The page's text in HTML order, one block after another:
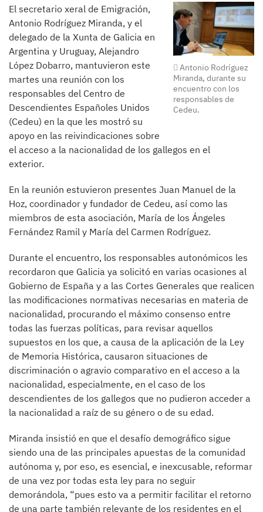
Antonio Rodríguez
Miranda, durante su
encuentro con los
responsables de
Cedeu.
El secretario xeral de Emigración,
Antonio Rodríguez Miranda, y el
delegado de la Xunta de Galicia en
Argentina y Uruguay, Alejandro
López Dobarro, mantuvieron este
martes una reunión con los
responsables del Centro de
Descendientes Españoles Unidos
(Cedeu) en la que les mostró su
apoyo en las reivindicaciones sobre
el acceso a la nacionalidad de los gallegos en el
exterior.
En la reunión estuvieron presentes Juan Manuel de la
Hoz, coordinador y fundador de Cedeu, así como las
miembros de esta asociación, María de los Ángeles
Fernández Ramil y María del Carmen Rodríguez.
Durante el encuentro, los responsables autonómicos les
recordaron que Galicia ya solicitó en varias ocasiones al
Gobierno de España y a las Cortes Generales que realicen
las modificaciones normativas necesarias en materia de
nacionalidad, procurando el máximo consenso entre
todas las fuerzas políticas, para revisar aquellos
supuestos en los que, a causa de la aplicación de la Ley
de Memoria Histórica, causaron situaciones de
discriminación o agravio comparativo en el acceso a la
nacionalidad, especialmente, en el caso de los
descendientes de los gallegos que no pudieron acceder a
la nacionalidad a raíz de su género o de su edad.
Miranda insistió en que el desafío demográfico sigue
siendo una de las principales apuestas de la comunidad
autónoma y, por eso, es esencial, e inexcusable, reformar
de una vez por todas esta ley para no seguir
demorándola, “pues esto va a permitir facilitar el retorno
de una parte también relevante de los residentes en el